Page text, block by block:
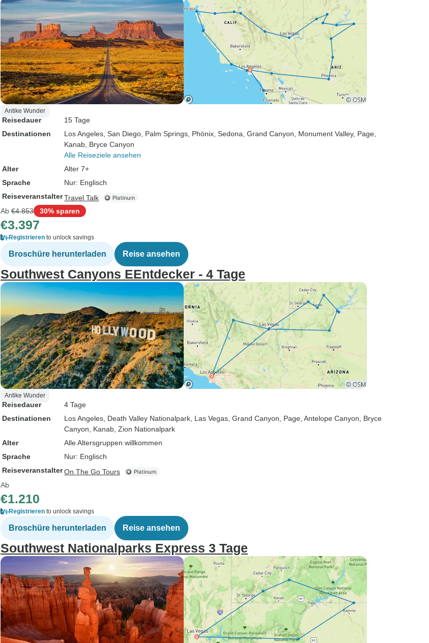
Antike Wunder
Reisedauer
15 Tage
Destinationen
Los Angeles , San Diego , Palm Springs , Phönix , Sedona , Grand Canyon , Monument Valley, Page
Kanab , Bryce Canyon
Alle Reiseziele ansehen
Alter
Alter 7+
Sprache
Nur: Englisch
ReiseveranstalterTravel Talk
Ab €4.853 30% sparen
€3.397
Registrieren to unlock savings
Broschüre herunterladen Reise ansehen
Southwest Canyons EEntdecker - 4 Tage
Antike Wunder
Reisedauer
4 Tage
Destinationen
Los Angeles , Death Valley Nationalpark , Las Vegas , Grand Canyon , Page , Antelope Canyon , Bryce
Canyon , Kanab , Zion Nationalpark
Alter
Alle Altersgruppen willkommen
Sprache
Nur: Englisch
ReiseveranstalterOn The Go Tours
Ab
€1.210
Registrieren to unlock savings
Broschüre herunterladen Reise ansehen
Southwest Nationalparks Express 3 Tage